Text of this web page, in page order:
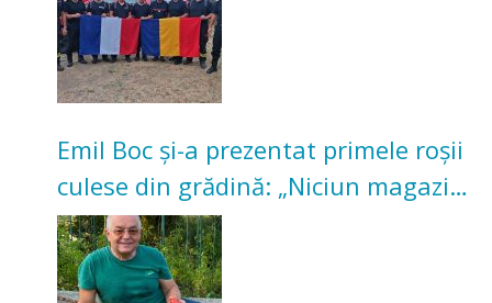
Emil Boc și-a prezentat primele roșii
culese din grădină: „Niciun magazin
nu poate oferi această satisfacție”